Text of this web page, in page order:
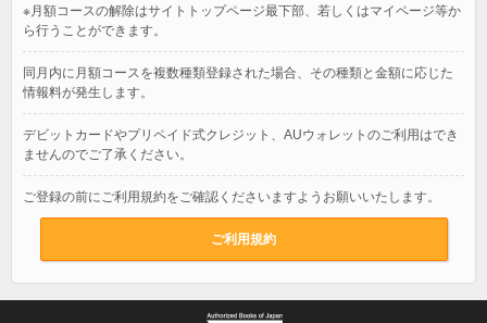
※月額コースの解除はサイトトップページ最下部、若しくはマイページ等か
ら行うことができます。
同月内に月額コースを複数種類登録された場合、その種類と金額に応じた
情報料が発生します。
デビットカードやプリペイド式クレジット、AUウォレットのご利用はでき
ませんのでご了承ください。
ご登録の前にご利用規約をご確認くださいますようお願いいたします。
ご利用規約